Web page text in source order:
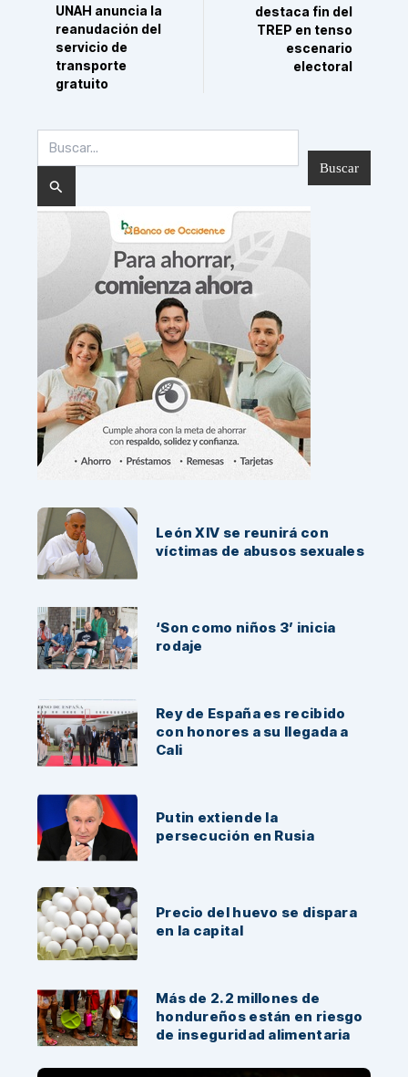
UNAH anuncia la
reanudación del
servicio de
transporte
gratuito
destaca fin del
TREP en tenso
escenario
electoral
por:
León XIV se reunirá con
víctimas de abusos sexuales
‘Son como niños 3’ inicia
rodaje
Rey de España es recibido
con honores a su llegada a
Cali
Putin extiende la
persecución en Rusia
Precio del huevo se dispara
en la capital
Más de 2.2 millones de
hondureños están en riesgo
de inseguridad alimentaria